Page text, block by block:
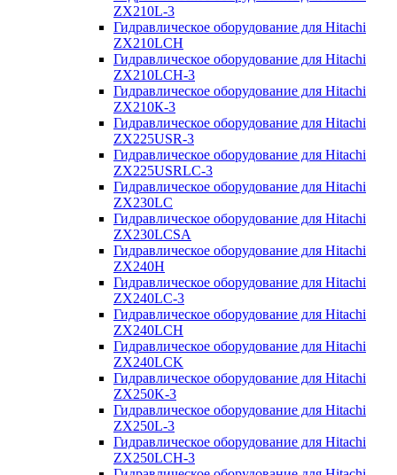
ZX210L-3
Гидравлическое оборудование для Hitachi
ZX210LCH
Гидравлическое оборудование для Hitachi
ZX210LCH-3
Гидравлическое оборудование для Hitachi
ZX210К-3
Гидравлическое оборудование для Hitachi
ZX225USR-3
Гидравлическое оборудование для Hitachi
ZX225USRLC-3
Гидравлическое оборудование для Hitachi
ZX230LC
Гидравлическое оборудование для Hitachi
ZX230LCSA
Гидравлическое оборудование для Hitachi
ZX240H
Гидравлическое оборудование для Hitachi
ZX240LC-3
Гидравлическое оборудование для Hitachi
ZX240LCH
Гидравлическое оборудование для Hitachi
ZX240LCK
Гидравлическое оборудование для Hitachi
ZX250K-3
Гидравлическое оборудование для Hitachi
ZX250L-3
Гидравлическое оборудование для Hitachi
ZX250LCH-3